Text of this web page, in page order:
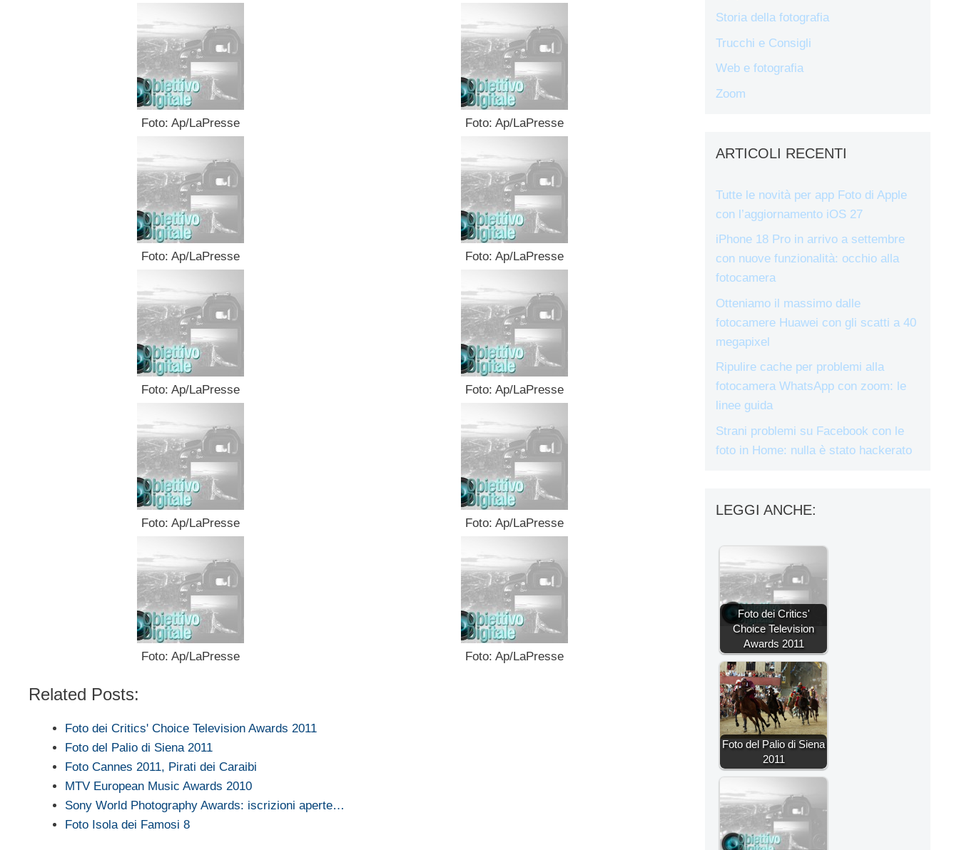
Foto: Ap/LaPresse Foto: Ap/LaPresse
Foto: Ap/LaPresse Foto: Ap/LaPresse
Foto: Ap/LaPresse Foto: Ap/LaPresse
Foto: Ap/LaPresse Foto: Ap/LaPresse
Foto: Ap/LaPresse Foto: Ap/LaPresse
Related Posts:
Foto dei Critics' Choice Television Awards 2011
Foto del Palio di Siena 2011
Foto Cannes 2011, Pirati dei Caraibi
MTV European Music Awards 2010
Sony World Photography Awards: iscrizioni aperte…
Foto Isola dei Famosi 8
Storia della fotografia
Trucchi e Consigli
Web e fotografia
Zoom
ARTICOLI RECENTI
Tutte le novità per app Foto di Apple
con l’aggiornamento iOS 27
iPhone 18 Pro in arrivo a settembre
con nuove funzionalità: occhio alla
fotocamera
Otteniamo il massimo dalle
fotocamere Huawei con gli scatti a 40
megapixel
Ripulire cache per problemi alla
fotocamera WhatsApp con zoom: le
linee guida
Strani problemi su Facebook con le
foto in Home: nulla è stato hackerato
LEGGI ANCHE:
Foto dei Critics'
Choice Television
Awards 2011
Foto del Palio di Siena
2011